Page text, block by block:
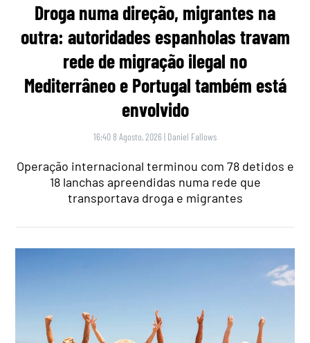
Droga numa direção, migrantes na
outra: autoridades espanholas travam
rede de migração ilegal no
Mediterrâneo e Portugal também está
envolvido
16:40 8 Agosto, 2026 | Daniel Fallows
Operação internacional terminou com 78 detidos e
18 lanchas apreendidas numa rede que
transportava droga e migrantes